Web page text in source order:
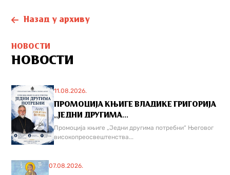
Назад у архиву
НОВОСТИ
НОВОСТИ
11.08.2026.
ПРОМОЦИЈА КЊИГЕ ВЛАДИКЕ ГРИГОРИЈА
,,ЈЕДНИ ДРУГИМА...
Промоција књиге „Једни другима потребни“ Његовог
високопреосвештенства...
07.08.2026.